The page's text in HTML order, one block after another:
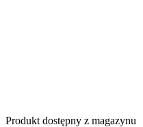
Produkt dostępny z magazynu